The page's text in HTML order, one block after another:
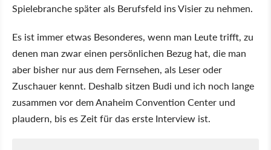
Spielebranche später als Berufsfeld ins Visier zu nehmen.
Es ist immer etwas Besonderes, wenn man Leute trifft, zu
denen man zwar einen persönlichen Bezug hat, die man
aber bisher nur aus dem Fernsehen, als Leser oder
Zuschauer kennt. Deshalb sitzen Budi und ich noch lange
zusammen vor dem Anaheim Convention Center und
plaudern, bis es Zeit für das erste Interview ist.